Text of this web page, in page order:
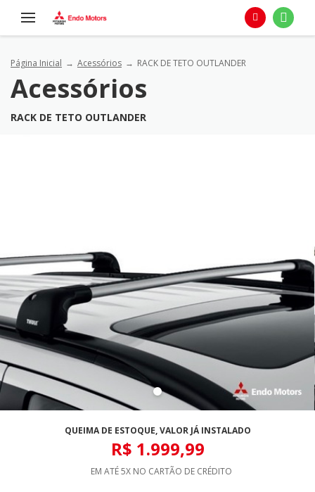
Página Inicial Acessórios RACK DE TETO OUTLANDER
Acessórios
RACK DE TETO OUTLANDER
QUEIMA DE ESTOQUE, VALOR JÁ INSTALADO
R$ 1.999,99
EM ATÉ 5X NO CARTÃO DE CRÉDITO